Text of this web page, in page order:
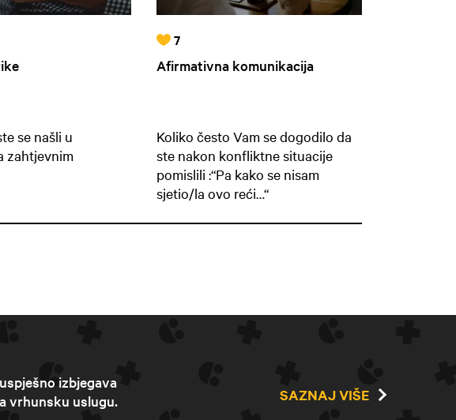
se našli u
zahtjevnim
7
Afirmativna komunikacija
Koliko često Vam se dogodilo da
ste nakon konfliktne situacije
pomislili :“Pa kako se nisam
sjetio/la ovo reći…“
izbjegava
vrhunsku uslugu.
SAZNAJ VIŠE